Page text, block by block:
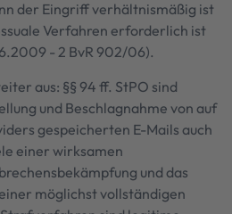
der Eingriff verhältnismäßig ist
Verfahren erforderlich ist
- 2 BvR 902/06).
aus: §§ 94 ff. StPO sind
und Beschlagnahme von auf
gespeicherten E-Mails auch
einer wirksamen
und das
möglichst vollständigen